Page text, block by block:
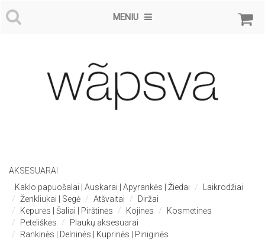
MENIU
AKSESUARAI
Kaklo papuošalai | Auskarai | Apyrankės | Žiedai
Laikrodžiai
Ženkliukai | Segė
Atšvaitai
Diržai
Kepurės | Šaliai | Pirštinės
Kojinės
Kosmetinės
Peteliškės
Plaukų aksesuarai
Rankinės | Delninės | Kuprinės | Piniginės